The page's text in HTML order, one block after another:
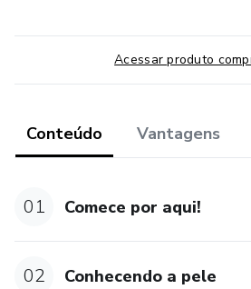
Acessar produto
Conteúdo Vantagens
01 Comece por aqui!
02 Conhecendo a pele